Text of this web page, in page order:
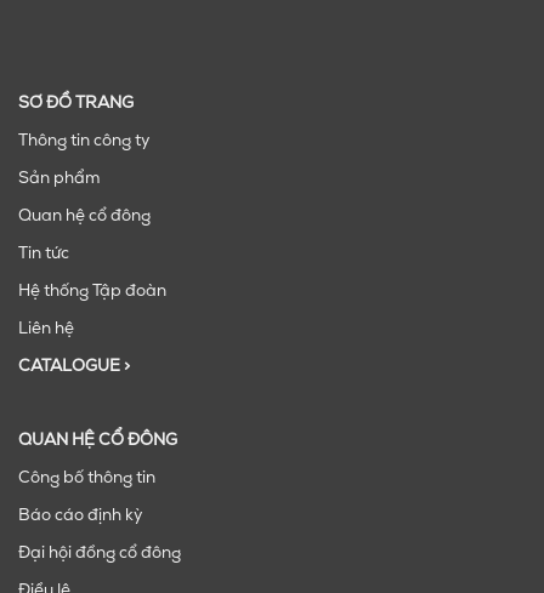
SƠ ĐỒ TRANG
Thông tin công ty
Sản phẩm
Quan hệ cổ đông
Tin tức
Hệ thống Tập đoàn
Liên hệ
CATALOGUE >
QUAN HỆ CỔ ĐÔNG
Công bố thông tin
Báo cáo định kỳ
Đại hội đồng cổ đông